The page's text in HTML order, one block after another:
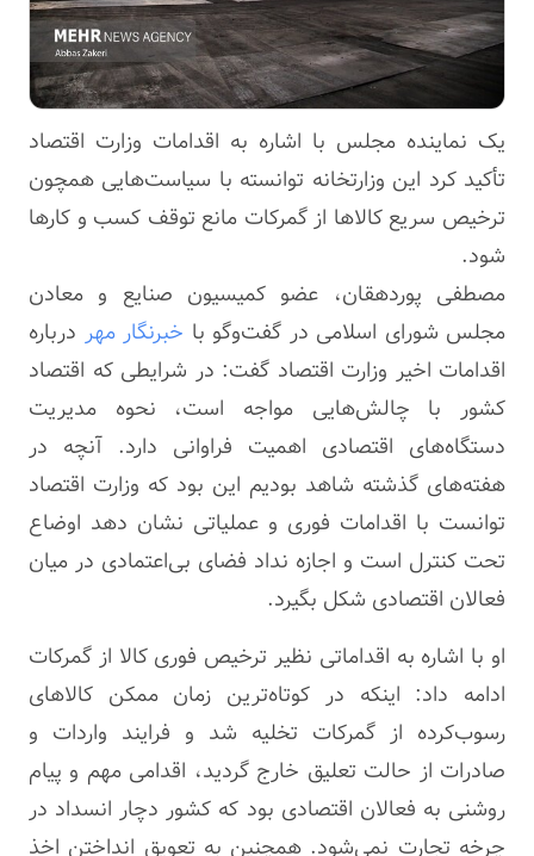
یک نماینده مجلس با اشاره به اقدامات وزارت اقتصاد
تأکید کرد این وزارتخانه توانسته با سیاست‌هایی همچون
ترخیص سریع کالاها از گمرکات مانع توقف کسب و کارها
شود.
مصطفی پوردهقان، عضو کمیسیون صنایع و معادن
مجلس شورای اسلامی در گفت‌وگو با خبرنگار مهر درباره
اقدامات اخیر وزارت اقتصاد گفت: در شرایطی که اقتصاد
کشور با چالش‌هایی مواجه است، نحوه مدیریت
دستگاه‌های اقتصادی اهمیت فراوانی دارد. آنچه در
هفته‌های گذشته شاهد بودیم این بود که وزارت اقتصاد
توانست با اقدامات فوری و عملیاتی نشان دهد اوضاع
تحت کنترل است و اجازه نداد فضای بی‌اعتمادی در میان
فعالان اقتصادی شکل بگیرد.
او با اشاره به اقداماتی نظیر ترخیص فوری کالا از گمرکات
ادامه داد: اینکه در کوتاه‌ترین زمان ممکن کالاهای
رسوب‌کرده از گمرکات تخلیه شد و فرایند واردات و
صادرات از حالت تعلیق خارج گردید، اقدامی مهم و پیام
روشنی به فعالان اقتصادی بود که کشور دچار انسداد در
چرخه تجارت نمی‌شود. همچنین به تعویق انداختن اخذ